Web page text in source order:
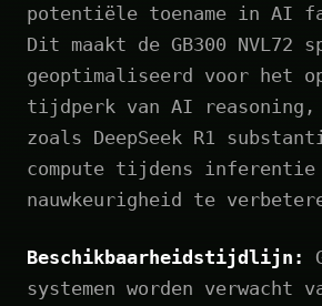
potentiële toename in AI
Dit maakt de GB300 NVL72
geoptimaliseerd voor het
tijdperk van AI reasoning,
zoals DeepSeek R1
compute tijdens inferentie
nauwkeurigheid te
Beschikbaarheidstijdlijn:
systemen worden verwacht